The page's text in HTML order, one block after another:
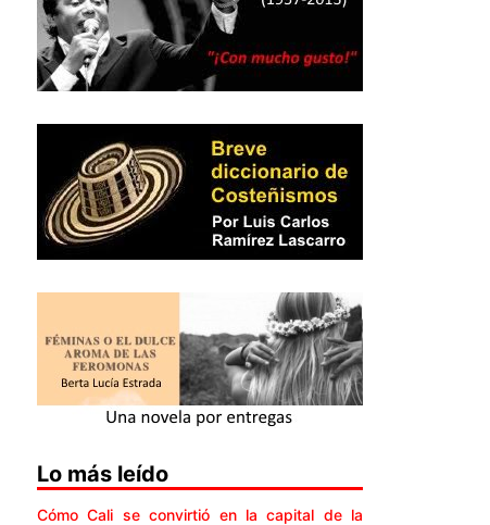
Lo más leído
Cómo Cali se convirtió en la capital de la